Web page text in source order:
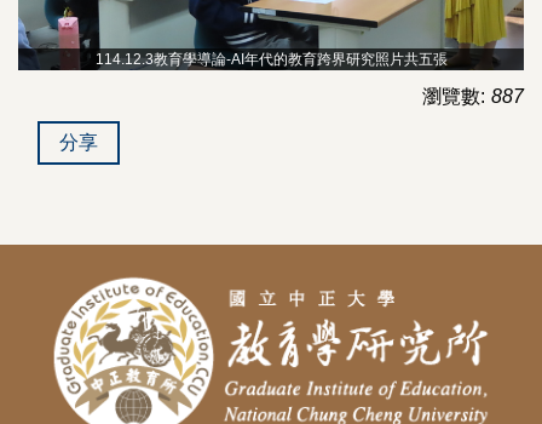
114.12.3教育學導論-AI年代的教育跨界研究照片共五張
瀏覽數: 887
分享